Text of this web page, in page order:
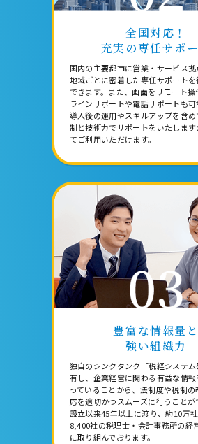
全国対応！
充実の専任サポ
国内の主要都市に営業・サービス拠
地域ごとに密着した専任サポート
できます。また、画面をリモート操
ラインサポートや電話サポートも可
導入後の運用やスキルアップを含
制と技術力でサポートをいたしま
てご利用いただけます。
豊富な情報量と
強い組織力
独自のシンクタンク「税経システ
有し、企業経営に関わる有益な情
っていることから、法制度や税制
応を適切かつスムーズに行うことが
設立以来45年以上に渡り、約10万
8,400社の税理士・会計事務所の経
に取り組んでおります。